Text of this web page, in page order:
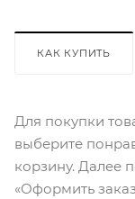
КАК КУПИТЬ
Для покупки
выберите
корзину. Далее
«Оформить